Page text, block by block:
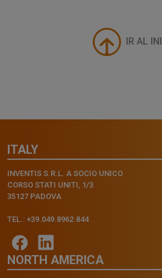
IR AL
ITALY
INVENTIS S.R.L. A SOCIO UNICO
CORSO STATI UNITI, 1/3
35127 PADOVA
TEL.: +39.049.8962.844
NORTH AMERICA